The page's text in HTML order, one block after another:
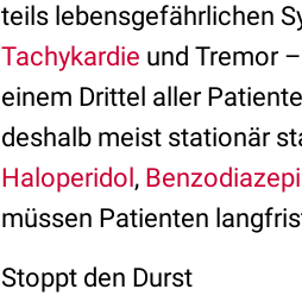
teils lebensgefährlichen
Tachykardie und Tremor
einem Drittel aller
deshalb meist stationär
Haloperidol,
müssen Patienten
Stoppt den Durst